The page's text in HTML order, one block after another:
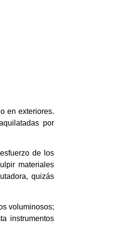
en exteriores.
por
de los
materiales
quizás
voluminosos;
instrumentos